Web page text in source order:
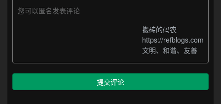
您可以匿名发表评论
搬砖的码农
https://refblogs.com
文明、和谐、友善
提交评论